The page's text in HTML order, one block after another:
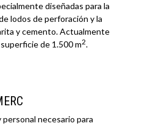
diseñadas para la
lodos de perforación y la
y cemento. Actualmente
de 1.500 m2.
necesario para